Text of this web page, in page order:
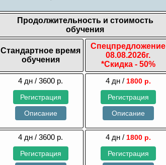
Продолжительность и стоимость
обучения
Стандартное время
обучения
Спецпредложение
08.08.2026г.
*Скидка - 50%
4 дн / 3600 р.
Регистрация
Описание
4 дн / 1800 р.
Регистрация
Описание
4 дн / 3600 р.
Регистрация
4 дн / 1800 р.
Регистрация